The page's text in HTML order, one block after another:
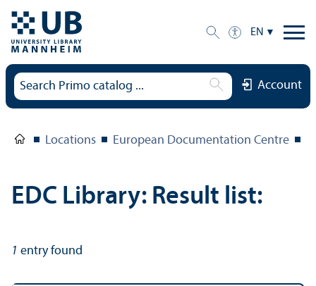
EN
Account
Locations European Documentation Centre
EDC Library: Result list:
1 entry found